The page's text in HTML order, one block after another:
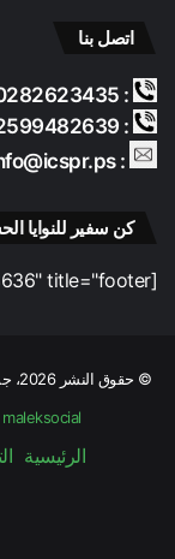
اتصل بنا
: 00970282623435
: 00972599482639
: info@icspr.ps
كن سفير للنوايا
[contact-form-7 id="b688636" title="footer"]
© حقوق النشر 2026، جميع الحقوق محفوظة |
maleksocial
الرئيسية